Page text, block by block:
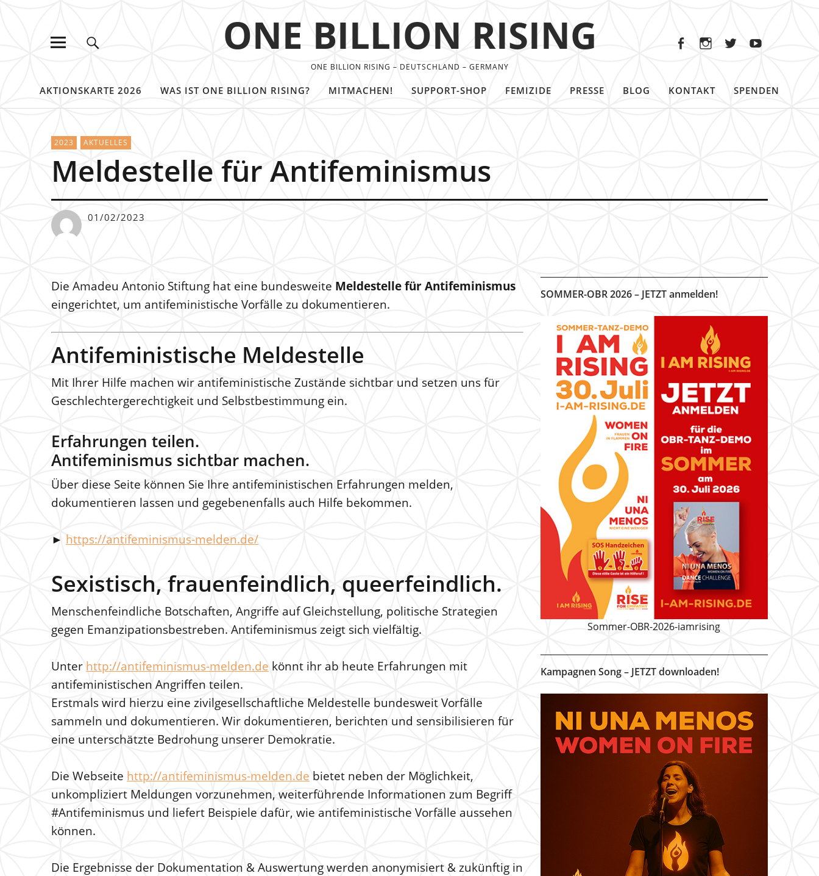
ONE BILLION RISING
ONE BILLION RISING – DEUTSCHLAND – GERMANY
AKTIONSKARTE 2026 WAS IST ONE BILLION RISING? MITMACHEN! SUPPORT-SHOP FEMIZIDE PRESSE BLOG KONTAKT SPENDEN
2023 AKTUELLES
Meldestelle für Antifeminismus
01/02/2023
Die Amadeu Antonio Stiftung hat eine bundesweite Meldestelle für Antifeminismus
eingerichtet, um antifeministische Vorfälle zu dokumentieren.
Antifeministische Meldestelle
Mit Ihrer Hilfe machen wir antifeministische Zustände sichtbar und setzen uns für
Geschlechtergerechtigkeit und Selbstbestimmung ein.
Erfahrungen teilen.
Antifeminismus sichtbar machen.
Über diese Seite können Sie Ihre antifeministischen Erfahrungen melden,
dokumentieren lassen und gegebenenfalls auch Hilfe bekommen.
► https://antifeminismus-melden.de/
Sexistisch, frauenfeindlich, queerfeindlich.
Menschenfeindliche Botschaften, Angriffe auf Gleichstellung, politische Strategien
gegen Emanzipationsbestreben. Antifeminismus zeigt sich vielfältig.
Unter http://antifeminismus-melden.de könnt ihr ab heute Erfahrungen mit
antifeministischen Angriffen teilen.
Erstmals wird hierzu eine zivilgesellschaftliche Meldestelle bundesweit Vorfälle
sammeln und dokumentieren. Wir dokumentieren, berichten und sensibilisieren für
eine unterschätzte Bedrohung unserer Demokratie.
Die Webseite http://antifeminismus-melden.de bietet neben der Möglichkeit,
unkompliziert Meldungen vorzunehmen, weiterführende Informationen zum Begriff
#Antifeminismus und liefert Beispiele dafür, wie antifeministische Vorfälle aussehen
können.
Die Ergebnisse der Dokumentation & Auswertung werden anonymisiert & zukünftig in
SOMMER-OBR 2026 – JETZT anmelden!
Sommer-OBR-2026-iamrising
Kampagnen Song – JETZT downloaden!